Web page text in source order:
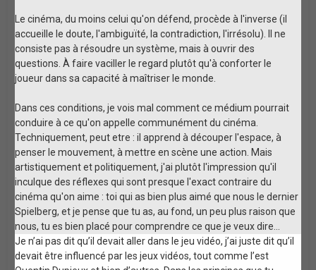
Le cinéma, du moins celui qu'on défend, procède à l'inverse (il
accueille le doute, l'ambiguïté, la contradiction, l'irrésolu). Il ne
consiste pas à résoudre un système, mais à ouvrir des
questions. À faire vaciller le regard plutôt qu'à conforter le
joueur dans sa capacité à maîtriser le monde.
Dans ces conditions, je vois mal comment ce médium pourrait
conduire à ce qu'on appelle communément du cinéma.
Techniquement, peut etre : il apprend à découper l'espace, à
penser le mouvement, à mettre en scène une action. Mais
artistiquement et politiquement, j'ai plutôt l'impression qu'il
inculque des réflexes qui sont presque l'exact contraire du
cinéma qu'on aime : toi qui as bien plus aimé que nous le dernier
Spielberg, et je pense que tu as, au fond, un peu plus raison que
nous, tu es bien placé pour comprendre ce que je veux dire...
Je n’ai pas dit qu’il devait aller dans le jeu vidéo, j’ai juste dit qu’il
devait être influencé par les jeux vidéos, tout comme l’est